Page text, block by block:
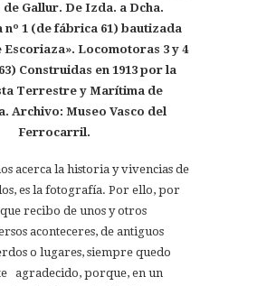
Gallur. De Izda. a Dcha.
1 (de fábrica 61) bautizada
Escoriaza». Locomotoras 3 y 4
Construidas en 1913 por la
Terrestre y Marítima de
Archivo: Museo Vasco del
Ferrocarril.
acerca la historia y vivencias de
es la fotografía. Por ello, por
recibo de unos y otros
aconteceres, de antiguos
o lugares, siempre quedo
agradecido, porque, en un